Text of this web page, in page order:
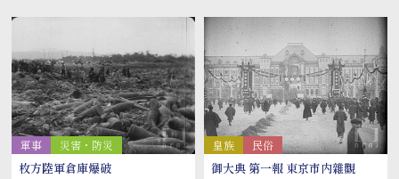
軍事 災害・防災
枚方陸軍倉庫爆破
皇族 民俗
御大典 第一報 東京市内雜觀